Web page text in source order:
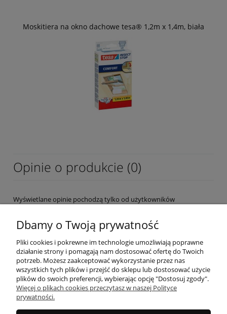
Moskitiera na okno dachowe tesa® 1,2m x 1,4m, biała
Opinie o produkcie (0)
Wyświetlane opinie pochodzą tylko od użytkowników
OBSŁUGA KLIENTA
MOJE KONTO
Dbamy o Twoją prywatność
Pliki cookies i pokrewne im technologie umożliwiają poprawne
działanie strony i pomagają nam dostosować ofertę do Twoich
potrzeb. Możesz zaakceptować wykorzystanie przez nas
wszystkich tych plików i przejść do sklepu lub dostosować użycie
plików do swoich preferencji, wybierając opcję "Dostosuj zgody".
Więcej o plikach cookies przeczytasz w naszej Polityce
prywatności.